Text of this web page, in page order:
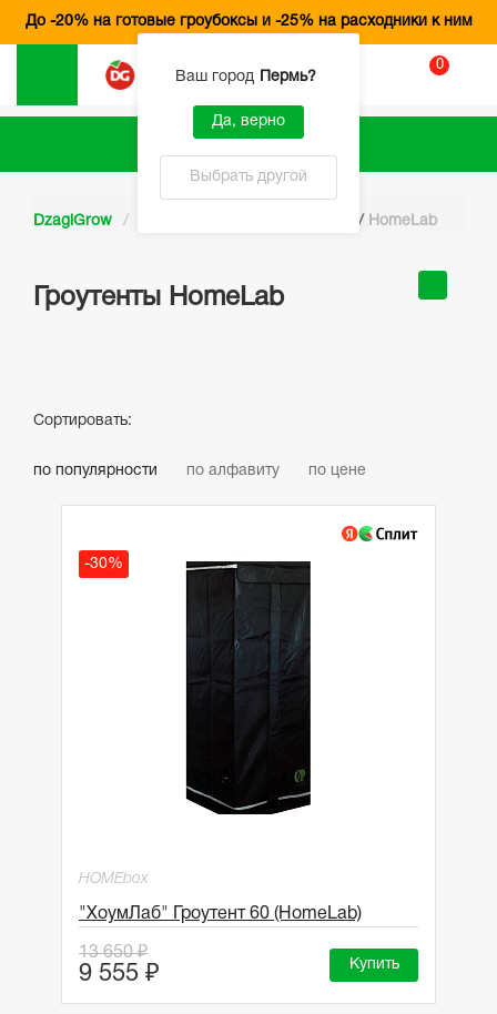
До -20% на готовые гроубоксы и -25% на расходники к ним
Ваш город Пермь?
Да, верно
Выбрать другой
Вход
0
DzagiGrow / HomeLab
Гроутенты HomeLab
Сортировать:
по популярности по алфавиту по цене
-30%
HOMEbox
"ХоумЛаб" Гроутент 60 (HomeLab)
13 650 ₽
9 555 ₽ Купить